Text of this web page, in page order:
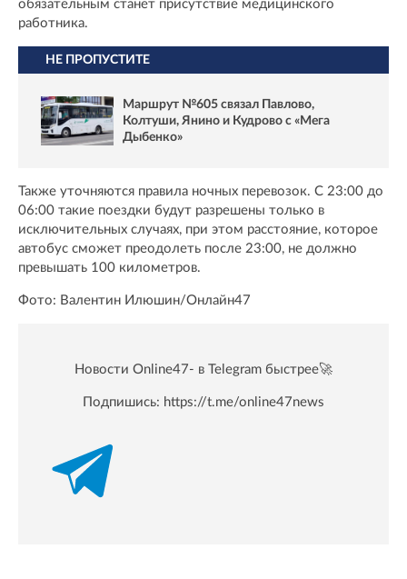
обязательным станет присутствие медицинского
работника.
НЕ ПРОПУСТИТЕ
Маршрут №605 связал Павлово,
Колтуши, Янино и Кудрово с «Мега
Дыбенко»
Также уточняются правила ночных перевозок. С 23:00 до
06:00 такие поездки будут разрешены только в
исключительных случаях, при этом расстояние, которое
автобус сможет преодолеть после 23:00, не должно
превышать 100 километров.
Фото: Валентин Илюшин/Онлайн47
Новости Online47- в Telegram быстрее🚀
Подпишись: https://t.me/online47news